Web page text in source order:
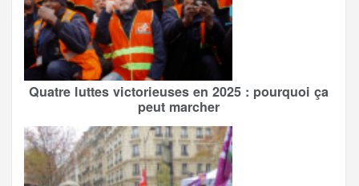
Quatre luttes victorieuses en 2025 : pourquoi ça
peut marcher